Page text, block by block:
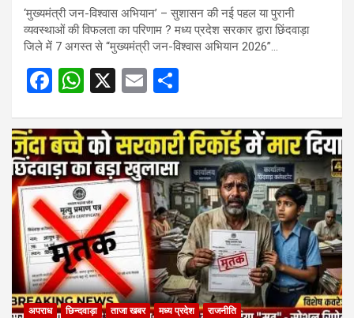
‘मुख्यमंत्री जन-विश्वास अभियान’ – सुशासन की नई पहल या पुरानी
व्यवस्थाओं की विफलता का परिणाम ? मध्य प्रदेश सरकार द्वारा छिंदवाड़ा
जिले में 7 अगस्त से “मुख्यमंत्री जन-विश्वास अभियान 2026”…
F
ce
b
o
o
k
W
at
s
A
p
p
X
E
ail ar
e
अपराध छिन्दवाड़ा ताजा खबर मध्य प्रदेश राजनीति